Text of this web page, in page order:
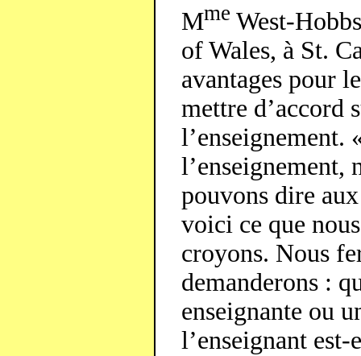
Mme West-
of Wales, à St.
avantages pour
mettre d’accord
l’enseignement.
l’enseignement,
pouvons dire
voici ce que
croyons. Nous
demanderons :
enseignante ou
l’enseignant est-